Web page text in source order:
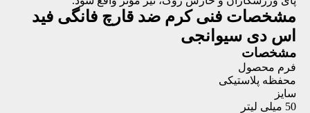
مشخصات فنیکرم ضد قارچ فانگی فید
اس دی سیوانجی
مشخصات
فرم محصول
محفظه پلاستیکی
سایز
50 میلی لیتر